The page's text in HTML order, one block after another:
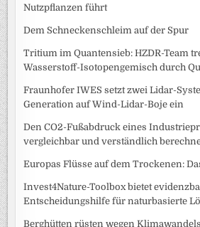
Nutzpflanzen führt
Dem Schneckenschleim auf der Spur
Tritium im Quantensieb: HZDR-Team
Wasserstoff-Isotopengemisch durch
Fraunhofer IWES setzt zwei Lidar-
Generation auf Wind-Lidar-Boje ein
Den CO2-Fußabdruck eines
vergleichbar und verständlich
Europas Flüsse auf dem Trockenen:
Invest4Nature-Toolbox bietet
Entscheidungshilfe für naturbasierte
Berghütten rüsten wegen